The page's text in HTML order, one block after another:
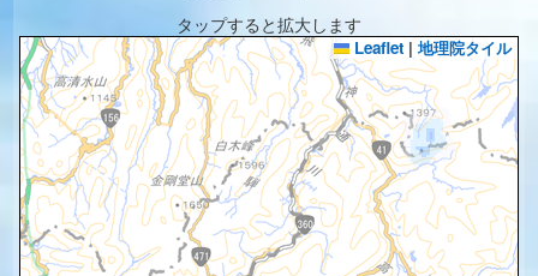
タップすると拡大します
Leaflet | 地理院タイル